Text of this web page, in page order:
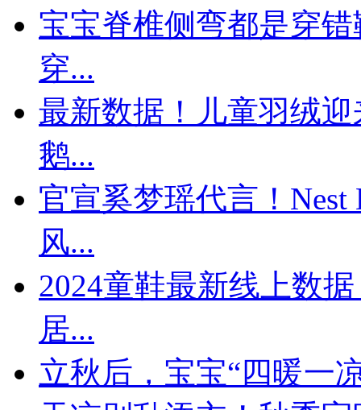
宝宝脊椎侧弯都是穿
穿...
最新数据！儿童羽绒
鹅...
官宣奚梦瑶代言！Nest
风...
​2024童鞋最新线上数
居...
立秋后，宝宝“四暖一